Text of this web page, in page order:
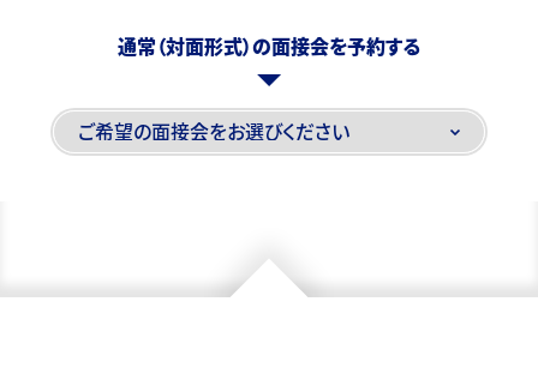
通常（対面形式）の面接会を予約する